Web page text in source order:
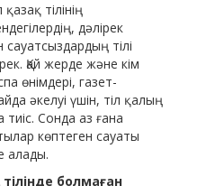
қазақ тілінің
дәлірек
тілі
Қай жерде және кім
өнімдері, газет-
әкелуі үшін, тіл қалың
тиіс. Сонда аз ғана
көптеген сауаты
алады.
болмаған